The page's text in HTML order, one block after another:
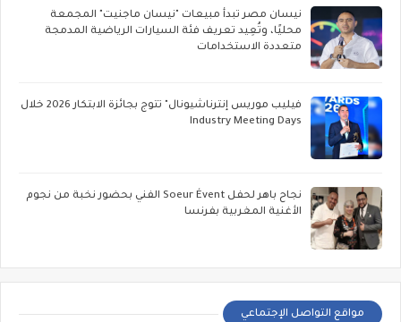
نيسان مصر تبدأ مبيعات "نيسان ماجنيت" المجمعة
محليًا، وتُعِيد تعريف فئة السيارات الرياضية المدمجة
متعددة الاستخدامات
فيليب موريس إنترناشيونال" تتوج بجائزة الابتكار 2026 خلال
Industry Meeting Days
نجاح باهر لحفل Soeur Évent الفني بحضور نخبة من نجوم
الأغنية المغربية بفرنسا
مواقع التواصل الإجتماعي